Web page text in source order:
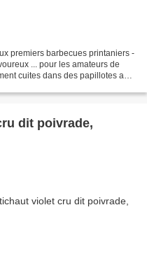
premiers barbecues printaniers -
... pour les amateurs de
cuites dans des papillotes au
dit poivrade,